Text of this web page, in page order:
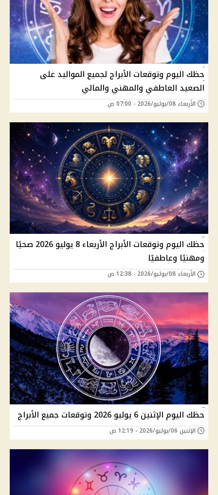
حظك اليوم وتوقعات الأبراج لجميع المواليد على
الصعيد العاطفي والمهني والمالي
الأربعاء 08/يوليو/2026 - 07:00 ص
حظك اليوم وتوقعات الأبراج الأربعاء 8 يوليو 2026 صحيًا
ومهنيًا وعاطفيًا
الأربعاء 08/يوليو/2026 - 12:38 ص
حظك اليوم الإثنين 6 يوليو 2026 وتوقعات جميع الأبراج
الإثنين 06/يوليو/2026 - 12:19 ص